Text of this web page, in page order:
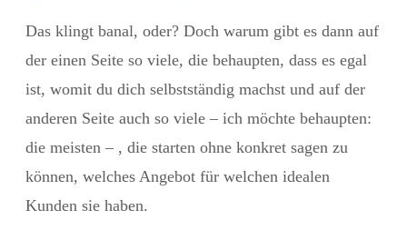
Das klingt banal, oder? Doch warum gibt es dann auf
der einen Seite so viele, die behaupten, dass es egal
ist, womit du dich selbstständig machst und auf der
anderen Seite auch so viele – ich möchte behaupten:
die meisten – , die starten ohne konkret sagen zu
können, welches Angebot für welchen idealen
Kunden sie haben.